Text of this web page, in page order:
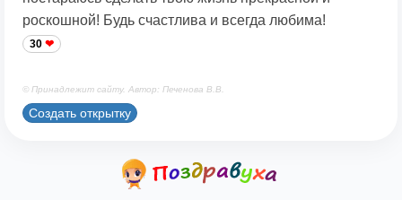
роскошной! Будь счастлива и всегда любима!
30
© Принадлежит сайту. Автор: Печенова В.В.
Создать открытку